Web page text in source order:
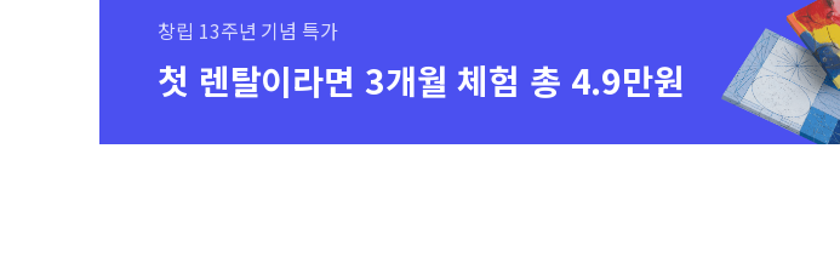
창립 13주년 기념 특가
첫 렌탈이라면 3개월 체험 총 4.9만원